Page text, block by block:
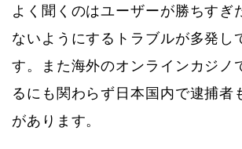
よく聞くのはユーザーが勝ちすぎ
ないようにするトラブルが多発し
す。また海外のオンラインカジノ
るにも関わらず日本国内で逮捕者
があります。